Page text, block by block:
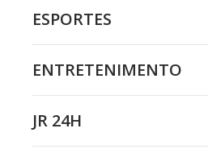
ESPORTES
ENTRETENIMENTO
JR 24H